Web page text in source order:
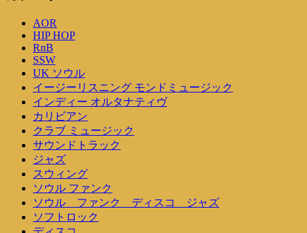
シ
AOR
HIP HOP
RnB
SSW
UK ソウル
イージーリスニング モンドミュージック
インディー オルタナティヴ
カリビアン
クラブ ミュージック
サウンドトラック
ジャズ
スウィング
ソウル ファンク
ソウル ファンク ディスコ ジャズ
ソフトロック